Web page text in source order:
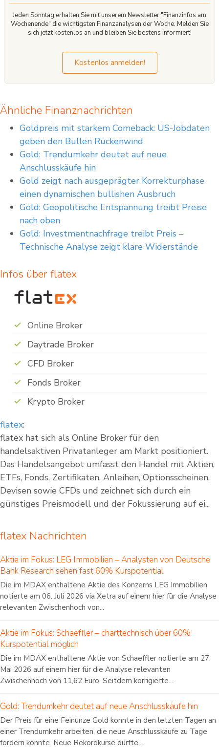
Jeden Sonntag erhalten Sie mit unserem Newsletter "Finanzinfos am
Wochenende" die wichtigsten Finanzanalysen der Woche. Melden Sie
sich jetzt kostenlos an und bleiben Sie bestens informiert!
Kostenlos anmelden!
Ähnliche Finanznachrichten
Goldpreis mit starkem Comeback: US-Jobdaten
geben den Bullen Rückenwind
Gold: Trendumkehr deutet auf neue
Anschlusskäufe hin
Gold zeigt nach ausgeprägter Korrekturphase
einen dynamischen bullishen Ausbruch
Gold: Geopolitische Entspannung treibt Preise
nach oben
Gold: Investmentnachfrage treibt Preis –
Technische Analyse zeigt klare Widerstände
Infos über flatex
Online Broker
Daytrade Broker
CFD Broker
Fonds Broker
Krypto Broker
flatex:
flatex hat sich als Online Broker für den
handelsaktiven Privatanleger am Markt positioniert.
Das Handelsangebot umfasst den Handel mit Aktien,
ETFs, Fonds, Zertifikaten, Anleihen, Optionsscheinen,
Devisen sowie CFDs und zeichnet sich durch ein
günstiges Preismodell und der Fokussierung auf ei...
flatex Nachrichten
Aktie im Fokus: LEG Immobilien – Analysten von Deutsche
Bank Research sehen fast 60% Kurspotential
Die im MDAX enthaltene Aktie des Konzerns LEG Immobilien
notierte am 06. Juli 2026 via Xetra auf einem hier für die Analyse
relevanten Zwischenhoch von...
Aktie im Fokus: Schaeffler – charttechnisch über 60%
Kurspotential möglich
Die im MDAX enthaltene Aktie von Schaeffler notierte am 27.
Mai 2026 auf einem hier für die Analyse relevanten
Zwischenhoch von 11,62 Euro. Seitdem korrigierte...
Gold: Trendumkehr deutet auf neue Anschlusskäufe hin
Der Preis für eine Feinunze Gold konnte in den letzten Tagen an
einer Trendumkehr arbeiten, die neue Anschlusskäufe zu Tage
fördern könnte. Neue Rekordkurse dürfte...